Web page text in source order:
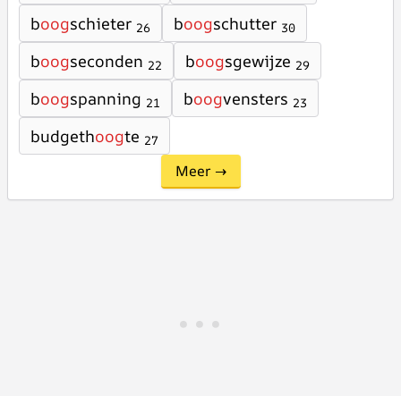
boogschieter 26 boogschutter 30
boogseconden 22 boogsgewijze 29
boogspanning 21 boogvensters 23
budgethoogte 27
Meer →